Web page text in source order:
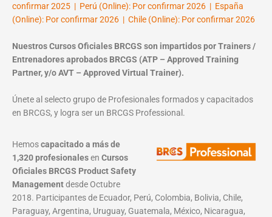
confirmar 2025 | Perú (Online): Por confirmar 2026 | España
(Online): Por confirmar 2026 | Chile (Online): Por confirmar 2026
Nuestros Cursos Oficiales BRCGS son impartidos por Trainers /
Entrenadores aprobados BRCGS (ATP – Approved Training
Partner, y/o AVT – Approved Virtual Trainer).
Únete al selecto grupo de Profesionales formados y capacitados
en BRCGS, y logra ser un BRCGS Professional.
Hemoscapacitado a más de
1,320 profesionalesen Cursos
Oficiales BRCGS Product Safety
Managementdesde Octubre
2018. Participantes de Ecuador, Perú, Colombia, Bolivia, Chile,
Paraguay, Argentina, Uruguay, Guatemala, México, Nicaragua,